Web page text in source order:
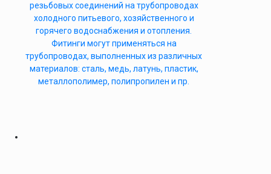
резьбовых соединений на трубопроводах
холодного питьевого, хозяйственного и
горячего водоснабжения и отопления.
Фитинги могут применяться на
трубопроводах, выполненных из различных
материалов: сталь, медь, латунь, пластик,
металлополимер, полипропилен и пр.